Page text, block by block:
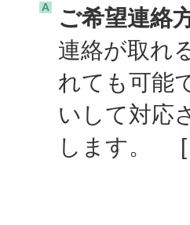
A
ご希望連絡
連絡が取れ
れても可能
いして対応
します